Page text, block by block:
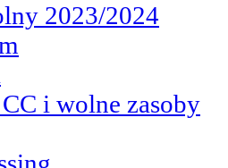
2023/2024
i wolne zasoby